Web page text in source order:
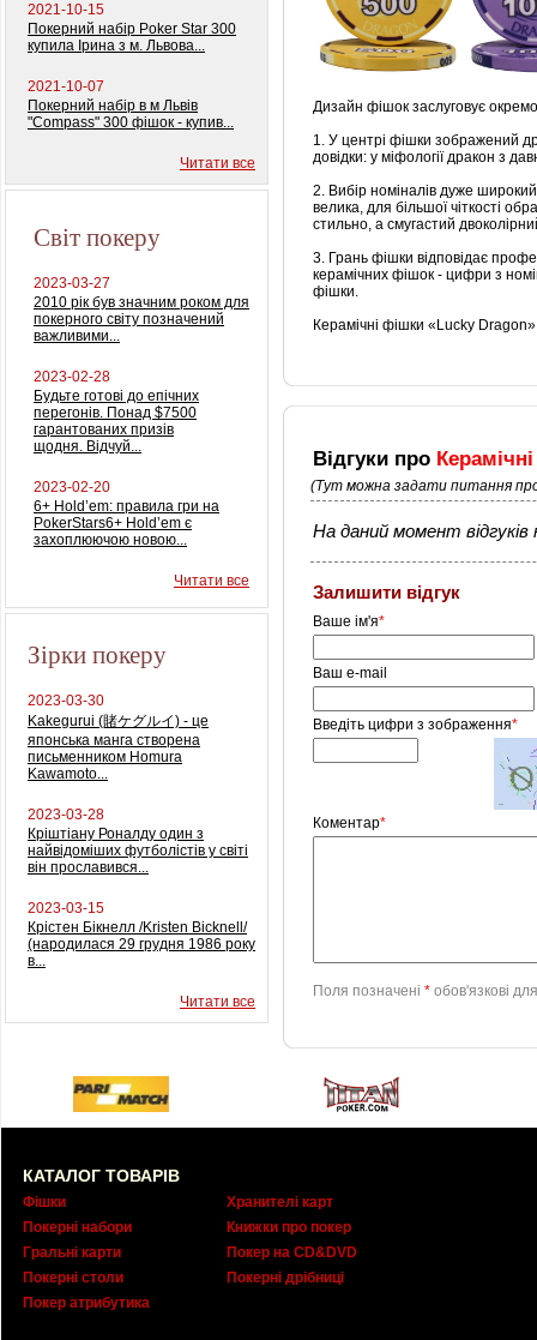
2021-10-15
Покерний набір Poker Star 300
купила Ірина з м. Львова...
2021-10-07
Покерний набір в м Львів
"Compass" 300 фішок - купив...
Читати все
Світ покеру
2023-03-27
2010 рік був значним роком для
покерного світу позначений
важливими...
2023-02-28
Будьте готові до епічних
перегонів. Понад $7500
гарантованих призів
щодня. Відчуй...
2023-02-20
6+ Hold’em: правила гри на
PokerStars6+ Hold’em є
захоплюючою новою...
Читати все
Зірки покеру
2023-03-30
Kakegurui (賭ケグルイ) - це
японська манга створена
письменником Homura
Kawamoto...
2023-03-28
Кріштіану Роналду один з
найвідоміших футболістів у світі
він прославився...
2023-03-15
Крістен Бікнелл /Kristen Bicknell/
(народилася 29 грудня 1986 року
в...
Читати все
Дизайн фішок заслуговує
1. У центрі фішки зображений
довідки: у міфології дракон з
2. Вибір номіналів дуже
велика, для більшої чіткості
стильно, а смугастий
3. Грань фішки відповідає
керамічних фішок - цифри з
фішки.
Керамічні фішки «Lucky
Відгуки про
(Тут можна задати питання
На даний момент відгуків
Залишити відгук
Ваше ім'я*
Ваш e-mail
Введіть цифри з зображення*
Коментар*
Поля позначені * обов'язкові
КАТАЛОГ ТОВАРІВ
Фішки
Покерні набори
Гральні карти
Покерні столи
Покер атрибутика
Хранителі карт
Книжки про покер
Покер на CD&DVD
Покерні дрібниці